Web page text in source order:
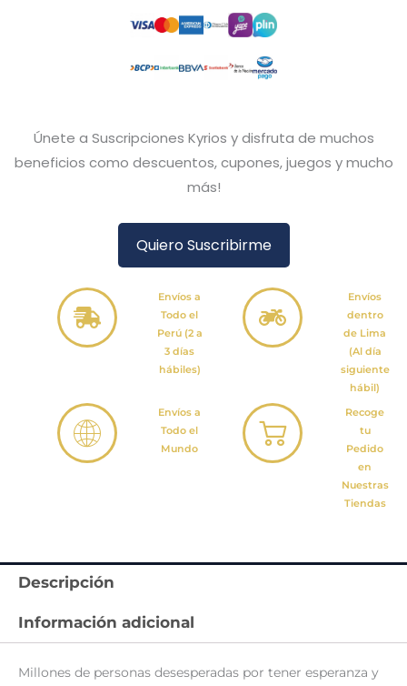
Únete a Suscripciones Kyrios y disfruta de muchos
beneficios como descuentos, cupones, juegos y mucho
más!
Quiero Suscribirme
Envíos a
Todo el
Perú (2 a
3 días
hábiles)
Envíos
dentro
de Lima
(Al día
siguiente
hábil)
Envíos a
Todo el
Mundo
Recoge
tu
Pedido
en
Nuestras
Tiendas
Descripción
Información adicional
Millones de personas desesperadas por tener esperanza y